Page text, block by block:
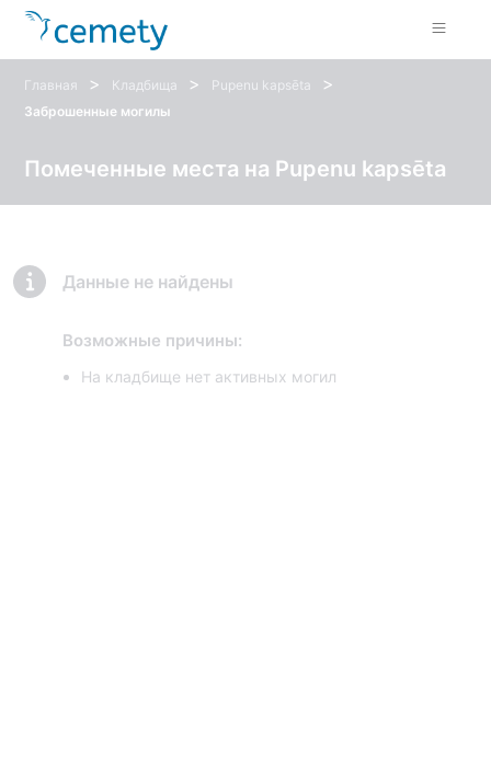
Главная > Кладбища > Pupenu kapsēta >
Заброшенные могилы
Помеченные места на Pupenu kapsēta
Данные не найдены
Возможные причины:
На кладбище нет активных могил